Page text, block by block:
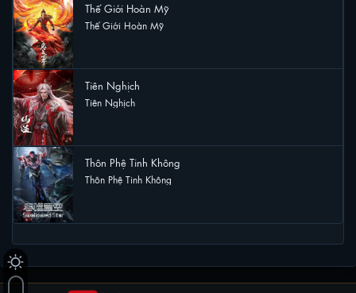
Thế Giới Hoàn Mỹ
Thế Giới Hoàn Mỹ
Tiên Nghịch
Tiên Nghịch
Thôn Phệ Tinh Không
Thôn Phệ Tinh Không